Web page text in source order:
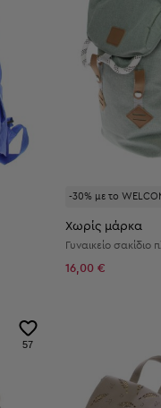
-30% με το
Χωρίς μάρκα
Γυναικείο σακίδιο
16,00 €
57